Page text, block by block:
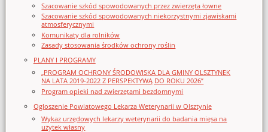
Szacowanie szkód spowodowanych przez zwierzęta łowne
Szacowanie szkód spowodowanych niekorzystnymi zjawiskami
atmosferycznymi
Komunikaty dla rolników
Zasady stosowania środków ochrony roślin
PLANY I PROGRAMY
„PROGRAM OCHRONY ŚRODOWISKA DLA GMINY OLSZTYNEK
NA LATA 2019-2022 Z PERSPEKTYWĄ DO ROKU 2026”
Program opieki nad zwierzętami bezdomnymi
Ogloszenie Powiatowego Lekarza Weterynarii w Olsztynie
Wykaz urzędowych lekarzy weterynarii do badania mięsa na
użytek własny